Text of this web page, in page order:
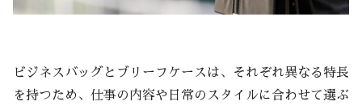
ビジネスバッグとブリーフケースは、それぞれ異なる特長
を持つため、仕事の内容や日常のスタイルに合わせて選ぶ